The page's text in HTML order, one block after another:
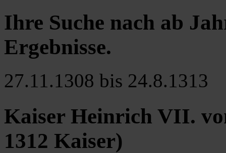
Ihre Suche nach ab
Ergebnisse.
27.11.1308 bis 24.8.1313
Kaiser Heinrich VII.
1312 Kaiser)